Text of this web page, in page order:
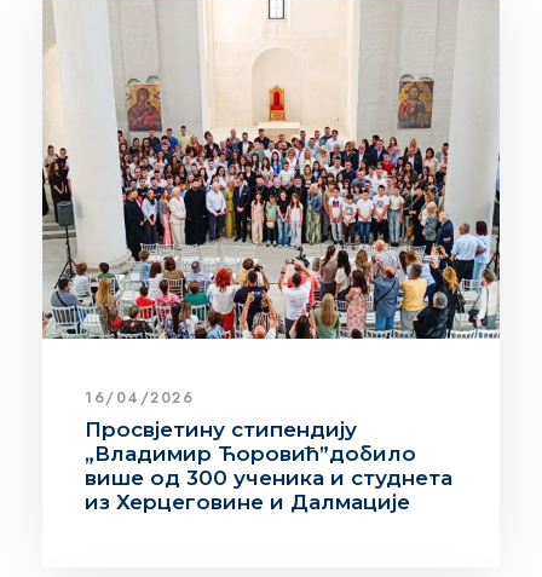
16/04/2026
Просвјетину стипендију
„Владимир Ћоровић”добило
више од 300 ученика и студнета
из Херцеговине и Далмације